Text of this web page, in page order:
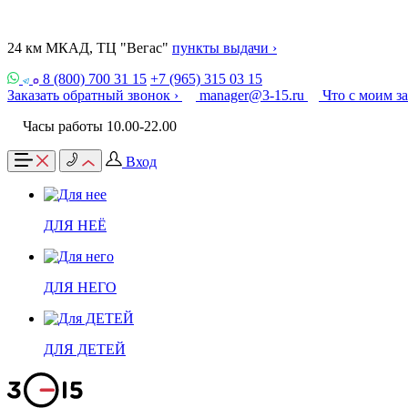
24 км МКАД, ТЦ "Вегас" пункты выдачи ›
8 (800) 700 31 15 +7 (965) 315 03 15
Заказать обратный звонок ›
manager@3-15.ru
Что с моим
Часы работы 10.00-22.00
Вход
ДЛЯ НЕЁ
ДЛЯ НЕГО
ДЛЯ ДЕТЕЙ